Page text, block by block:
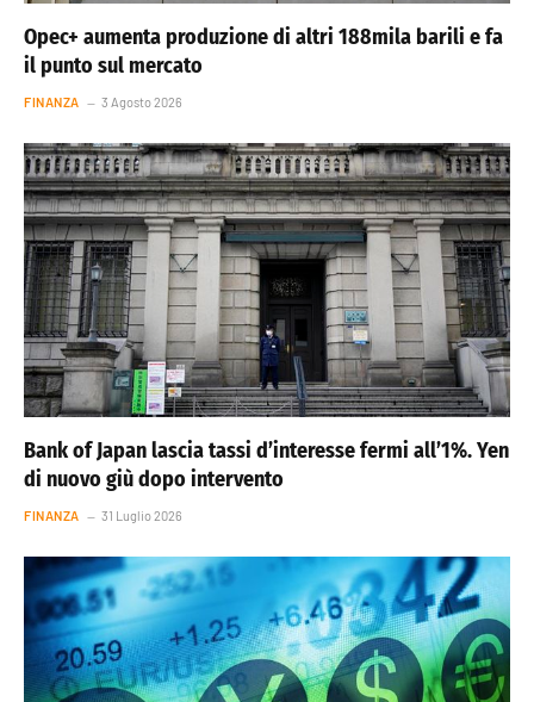
Opec+ aumenta produzione di altri 188mila barili e fa
il punto sul mercato
FINANZA 3 Agosto 2026
Bank of Japan lascia tassi d’interesse fermi all’1%. Yen
di nuovo giù dopo intervento
FINANZA 31 Luglio 2026